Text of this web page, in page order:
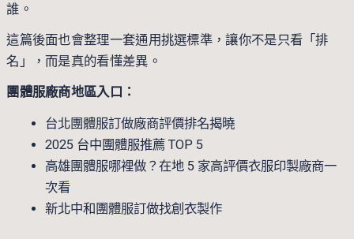
誰。
這篇後面也會整理一套通用挑選標準，讓你不是只看「排
名」，而是真的看懂差異。
團體服廠商地區入口：
台北團體服訂做廠商評價排名揭曉
2025 台中團體服推薦 TOP 5
高雄團體服哪裡做？在地 5 家高評價衣服印製廠商一
次看
新北中和團體服訂做找創衣製作